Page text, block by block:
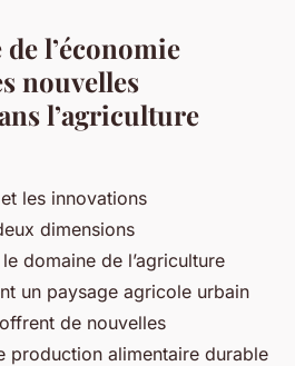
l’économie
nouvelles
l’agriculture
les innovations
dimensions
domaine de l’agriculture
un paysage agricole urbain
de nouvelles
production alimentaire durable